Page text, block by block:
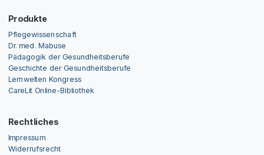
Produkte
Pflegewissenschaft
Dr. med. Mabuse
Pädagogik der Gesundheitsberufe
Geschichte der Gesundheitsberufe
Lernwelten Kongress
CareLit Online-Bibliothek
Rechtliches
Impressum
Widerrufsrecht